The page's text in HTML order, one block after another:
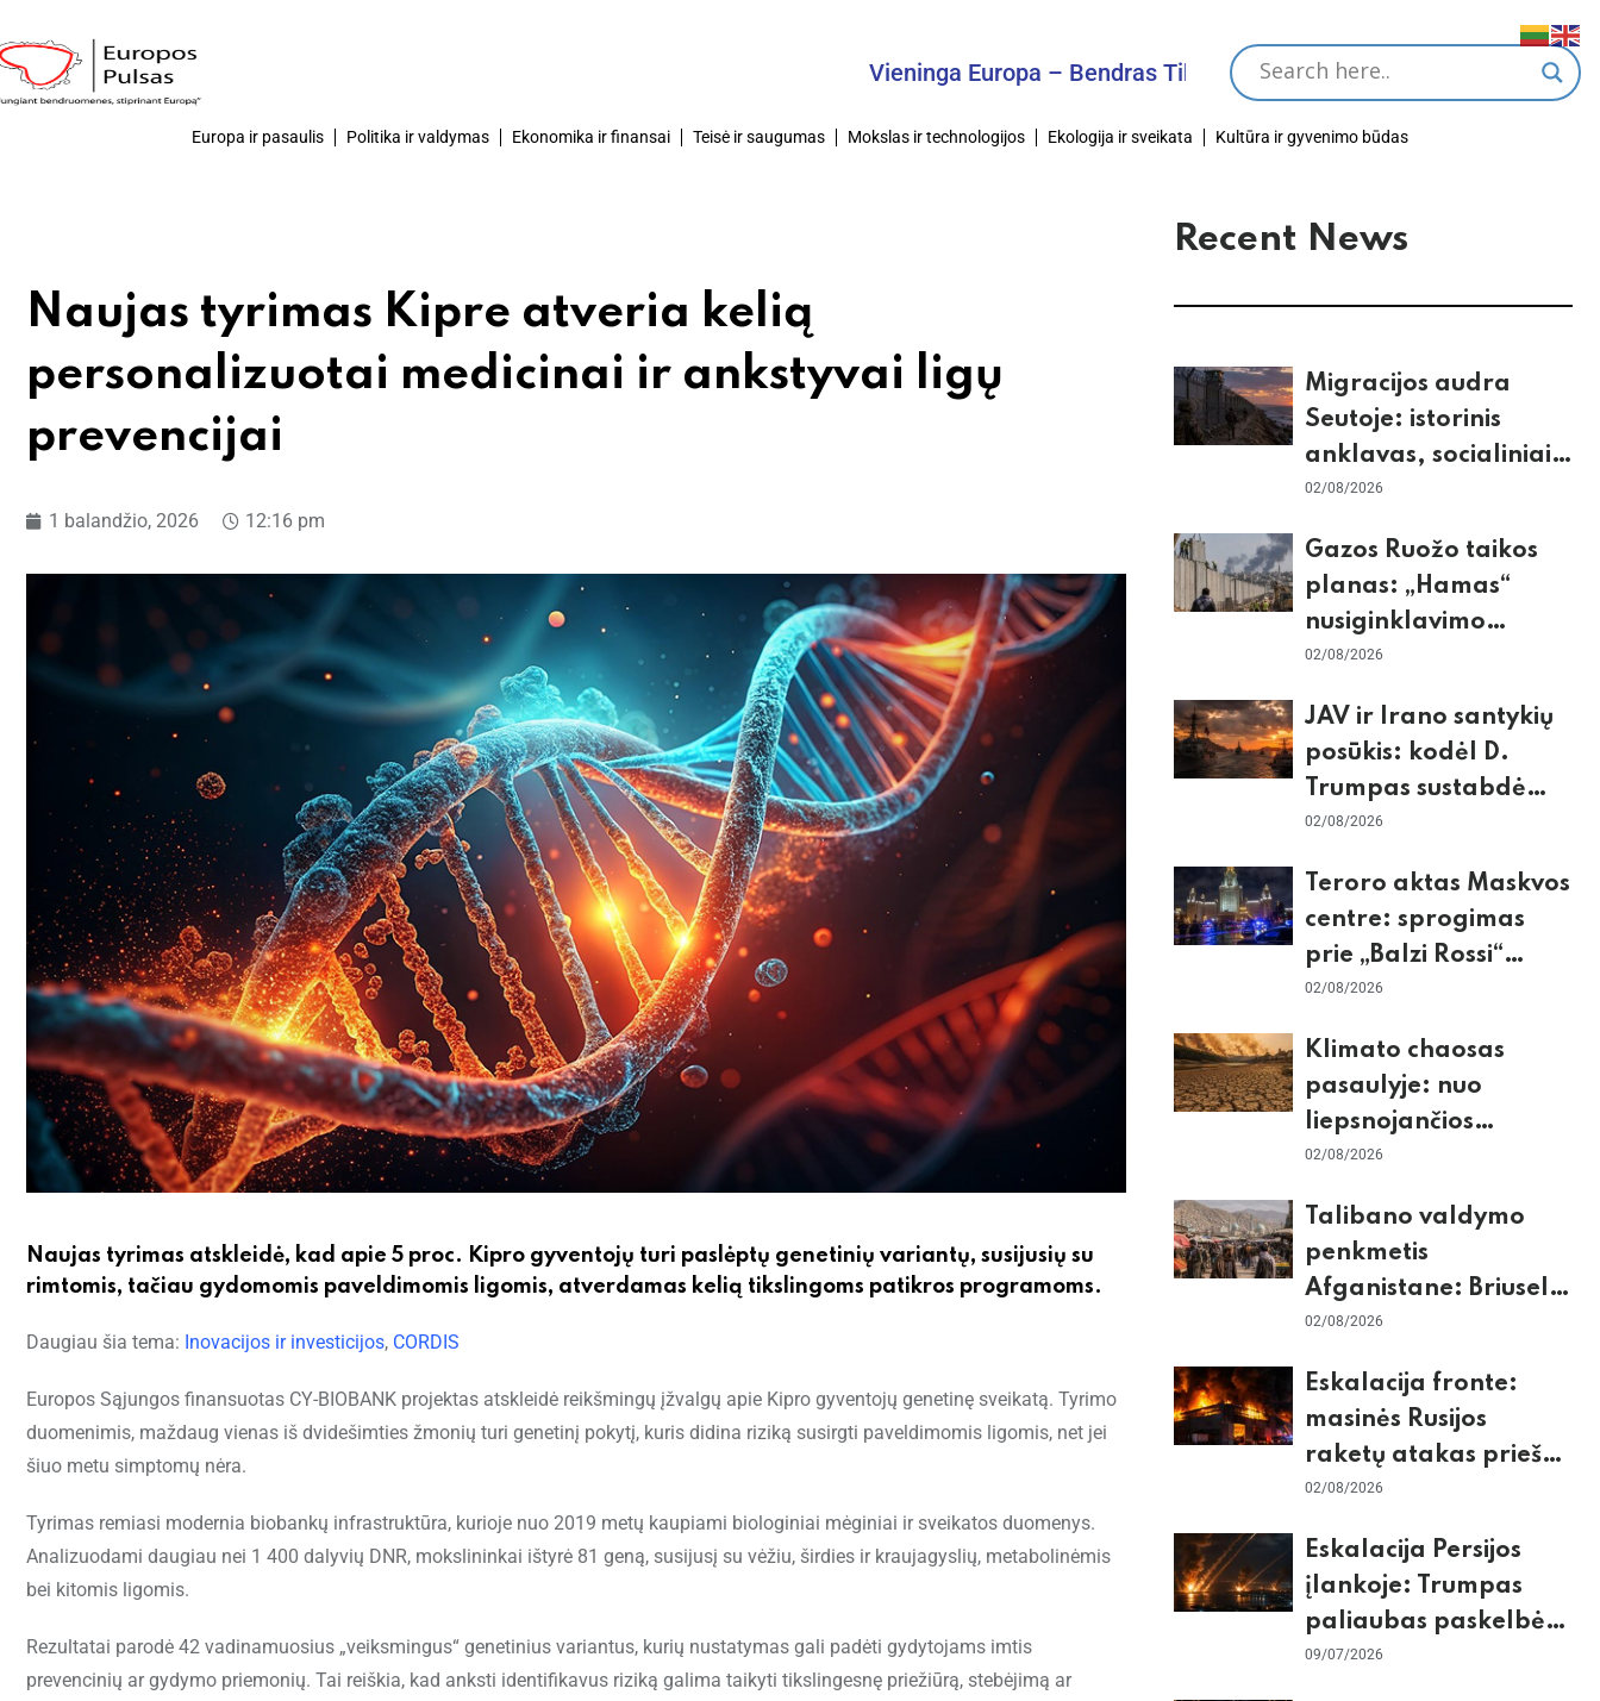
Vieninga Europa – Bendras Tikslas
Europa ir pasaulis Politika ir valdymas Ekonomika ir finansai Teisė ir saugumas Mokslas ir technologijos Ekologija ir sveikata Kultūra ir gyvenimo būdas
Naujas tyrimas Kipre atveria kelią
personalizuotai medicinai ir ankstyvai ligų
prevencijai
1 balandžio, 2026 12:16 pm
Naujas tyrimas atskleidė, kad apie 5 proc. Kipro gyventojų turi paslėptų genetinių variantų, susijusių su
rimtomis, tačiau gydomomis paveldimomis ligomis, atverdamas kelią tikslingoms patikros programoms.
Daugiau šia tema: Inovacijos ir investicijos, CORDIS
Europos Sąjungos finansuotas CY-BIOBANK projektas atskleidė reikšmingų įžvalgų apie Kipro gyventojų genetinę sveikatą. Tyrimo
duomenimis, maždaug vienas iš dvidešimties žmonių turi genetinį pokytį, kuris didina riziką susirgti paveldimomis ligomis, net jei
šiuo metu simptomų nėra.
Tyrimas remiasi modernia biobankų infrastruktūra, kurioje nuo 2019 metų kaupiami biologiniai mėginiai ir sveikatos duomenys.
Analizuodami daugiau nei 1 400 dalyvių DNR, mokslininkai ištyrė 81 geną, susijusį su vėžiu, širdies ir kraujagyslių, metabolinėmis
bei kitomis ligomis.
Rezultatai parodė 42 vadinamuosius „veiksmingus“ genetinius variantus, kurių nustatymas gali padėti gydytojams imtis
prevencinių ar gydymo priemonių. Tai reiškia, kad anksti identifikavus riziką galima taikyti tikslingesnę priežiūrą, stebėjimą ar
Recent News
Migracijos audra
Seutoje: istorinis
anklavas, socialiniai
tinklai ir ES skilimas
02/08/2026
Gazos Ruožo taikos
planas: „Hamas“
nusiginklavimo
sąlygos, Izraelio
nerimas dėl sienos
02/08/2026
JAV ir Irano santykių
posūkis: kodėl D.
Trumpas sustabdė
smūgius ir kuo
ekonomika
02/08/2026
Teroro aktas Maskvos
centre: sprogimas
prie „Balzi Rossi“
restorano,
tikrieji taikiniai
02/08/2026
Klimato chaosas
pasaulyje: nuo
liepsnojančios
Europos iki
Antarktidos
paradokso
02/08/2026
Talibano valdymo
penkmetis
Afganistane: Briuselio
vizito užkulisiai, gilus
konfliktas su
Pakistanu
02/08/2026
Eskalacija fronte:
masinės Rusijos
raketų atakas prieš
Kijevą, dronų smūgiai
žiemos krizės grėsmė
02/08/2026
Eskalacija Persijos
įlankoje: Trumpas
paliaubas paskelbė
baigtomis, JAV
09/07/2026